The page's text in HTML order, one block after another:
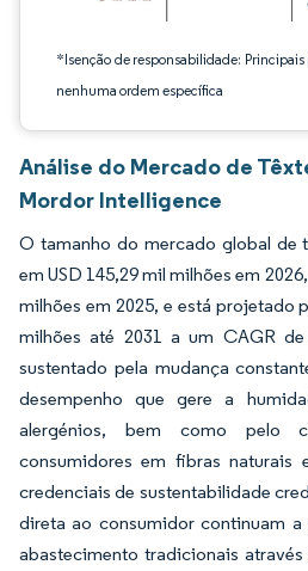
*Isenção de responsabilidade:
nenhuma ordem específica
Análise do Mercado de
Mordor Intelligence
O tamanho do mercado global de
em USD 145,29 mil milhões em
milhões em 2025, e está projetado
milhões até 2031 a um CAGR
sustentado pela mudança
desempenho que gere a
alergénios, bem como pelo
consumidores em fibras naturais
credenciais de sustentabilidade
direta ao consumidor continuam a
abastecimento tradicionais